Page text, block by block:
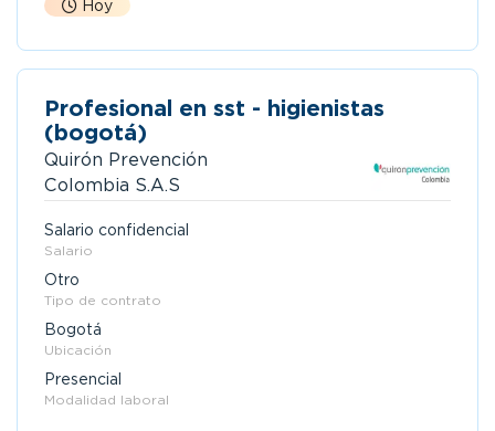
Hoy
Profesional en sst - higienistas
(bogotá)
Quirón Prevención
Colombia S.A.S
Salario confidencial
Salario
Otro
Tipo de contrato
Bogotá
Ubicación
Presencial
Modalidad laboral